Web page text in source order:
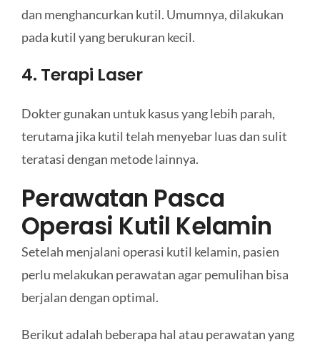
dan menghancurkan kutil. Umumnya, dilakukan
pada kutil yang berukuran kecil.
4. Terapi Laser
Dokter gunakan untuk kasus yang lebih parah,
terutama jika kutil telah menyebar luas dan sulit
teratasi dengan metode lainnya.
Perawatan Pasca
Operasi Kutil Kelamin
Setelah menjalani operasi kutil kelamin, pasien
perlu melakukan perawatan agar pemulihan bisa
berjalan dengan optimal.
Berikut adalah beberapa hal atau perawatan yang